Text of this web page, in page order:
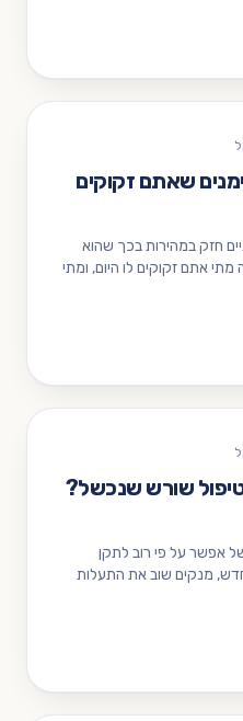
שאתם זקוקים
חזק במהירות בכך שהוא
אתם זקוקים לו היום, ומתי
שורש שנכשל?
אפשר על פי רוב לתקן
מנקים שוב את התעלות